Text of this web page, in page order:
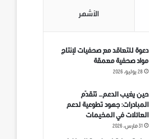
الأشهر
دعوة للتعاقد مع صحفيات لإنتاج
مواد صحفية معمقة
28 يوليو، 2026
حين يغيب الدعم… تتقدّم
المبادرات: جهود تطوعية لدعم
العائلات في المخيمات
31 مارس، 2026